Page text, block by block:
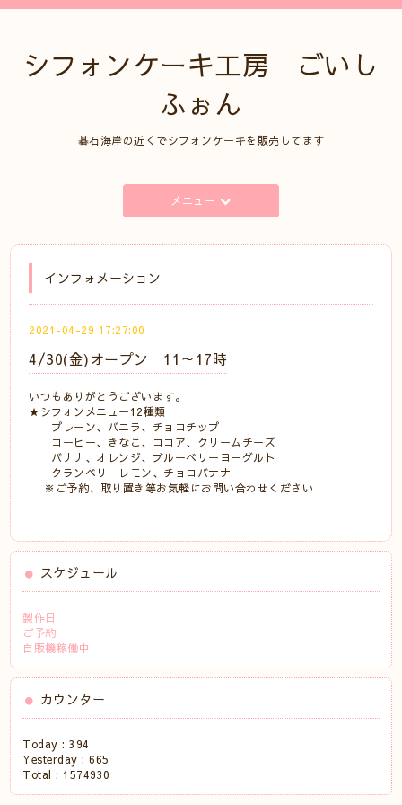
シフォンケーキ工房 ごいし
ふぉん
碁石海岸の近くでシフォンケーキを販売してます
メニュー
インフォメーション
2021-04-29 17:27:00
4/30(金)オープン 11～17時
いつもありがとうございます。
★シフォンメニュー12種類
プレーン、バニラ、チョコチップ
コーヒー、きなこ、ココア、クリームチーズ
バナナ、オレンジ、ブルーベリーヨーグルト
クランベリーレモン、チョコバナナ
※ご予約、取り置き等お気軽にお問い合わせください
スケジュール
製作日
ご予約
自販機稼働中
カウンター
Today :394
Yesterday :665
Total : 1574930